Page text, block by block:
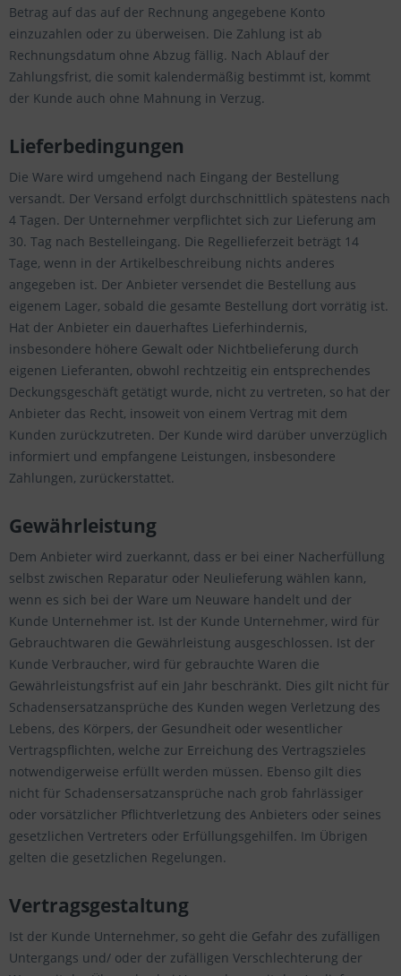
Betrag auf das auf der Rechnung angegebene Konto
einzuzahlen oder zu überweisen. Die Zahlung ist ab
Rechnungsdatum ohne Abzug fällig. Nach Ablauf der
Zahlungsfrist, die somit kalendermäßig bestimmt ist, kommt
der Kunde auch ohne Mahnung in Verzug.
Lieferbedingungen
Die Ware wird umgehend nach Eingang der Bestellung
versandt. Der Versand erfolgt durchschnittlich spätestens nach
4 Tagen. Der Unternehmer verpflichtet sich zur Lieferung am
30. Tag nach Bestelleingang. Die Regellieferzeit beträgt 14
Tage, wenn in der Artikelbeschreibung nichts anderes
angegeben ist. Der Anbieter versendet die Bestellung aus
eigenem Lager, sobald die gesamte Bestellung dort vorrätig ist.
Hat der Anbieter ein dauerhaftes Lieferhindernis,
insbesondere höhere Gewalt oder Nichtbelieferung durch
eigenen Lieferanten, obwohl rechtzeitig ein entsprechendes
Deckungsgeschäft getätigt wurde, nicht zu vertreten, so hat der
Anbieter das Recht, insoweit von einem Vertrag mit dem
Kunden zurückzutreten. Der Kunde wird darüber unverzüglich
informiert und empfangene Leistungen, insbesondere
Zahlungen, zurückerstattet.
Gewährleistung
Dem Anbieter wird zuerkannt, dass er bei einer Nacherfüllung
selbst zwischen Reparatur oder Neulieferung wählen kann,
wenn es sich bei der Ware um Neuware handelt und der
Kunde Unternehmer ist. Ist der Kunde Unternehmer, wird für
Gebrauchtwaren die Gewährleistung ausgeschlossen. Ist der
Kunde Verbraucher, wird für gebrauchte Waren die
Gewährleistungsfrist auf ein Jahr beschränkt. Dies gilt nicht für
Schadensersatzansprüche des Kunden wegen Verletzung des
Lebens, des Körpers, der Gesundheit oder wesentlicher
Vertragspflichten, welche zur Erreichung des Vertragszieles
notwendigerweise erfüllt werden müssen. Ebenso gilt dies
nicht für Schadensersatzansprüche nach grob fahrlässiger
oder vorsätzlicher Pflichtverletzung des Anbieters oder seines
gesetzlichen Vertreters oder Erfüllungsgehilfen. Im Übrigen
gelten die gesetzlichen Regelungen.
Vertragsgestaltung
Ist der Kunde Unternehmer, so geht die Gefahr des zufälligen
Untergangs und/ oder der zufälligen Verschlechterung der